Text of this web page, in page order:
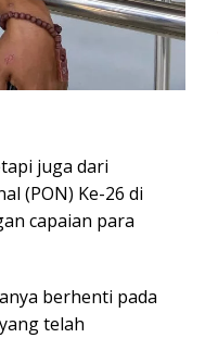
juga dari
(PON) Ke-26 di
capaian para
berhenti pada
telah